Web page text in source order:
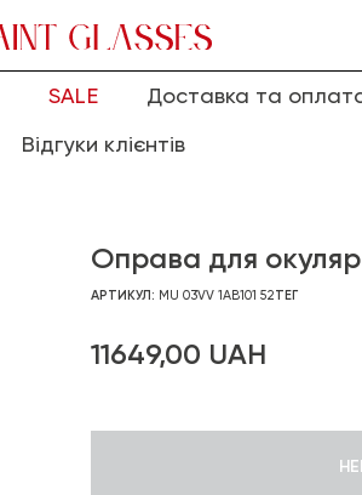
SALE
Доставка та
Відгуки клієнтів
Оправа для
АРТИКУЛ: MU 03VV 1AB101 52ТЕГ
11649,00 UAH